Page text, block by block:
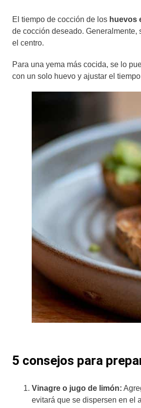
El tiempo de cocción de los huevos
de cocción deseado.
el centro.
Para una yema más cocida, se lo
con un solo huevo y ajustar el
5 consejos para
Vinagre o jugo de limón:
evitará que se dispersen en el